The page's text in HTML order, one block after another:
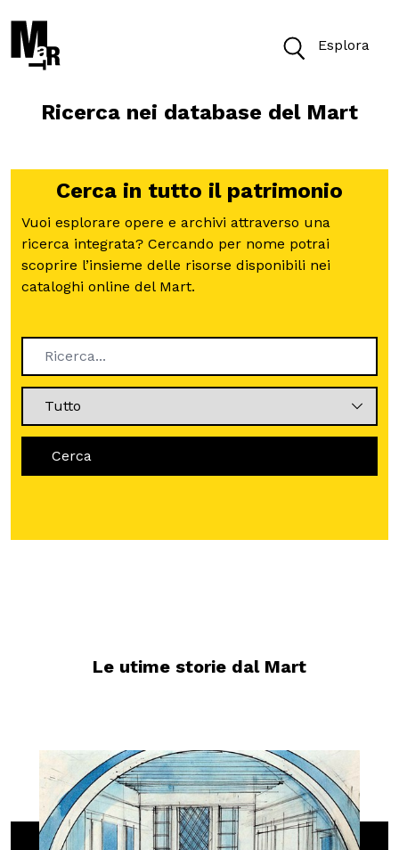
Esplora
Oggi il Museo è aperto dalle 10 alle 18
Biglietti
Cerca nel sito
Cerca
VISITA
ACCESSIBILITÀ
Famiglie
Scuole
Ricerca nei database del Mart
Cerca in tutto il patrimonio
Vuoi esplorare opere e archivi attraverso una
ricerca integrata? Cercando per nome potrai
scoprire l’insieme delle risorse disponibili nei
cataloghi online del Mart.
Esplora
Ricerca...
Cerca
Le utime storie dal Mart